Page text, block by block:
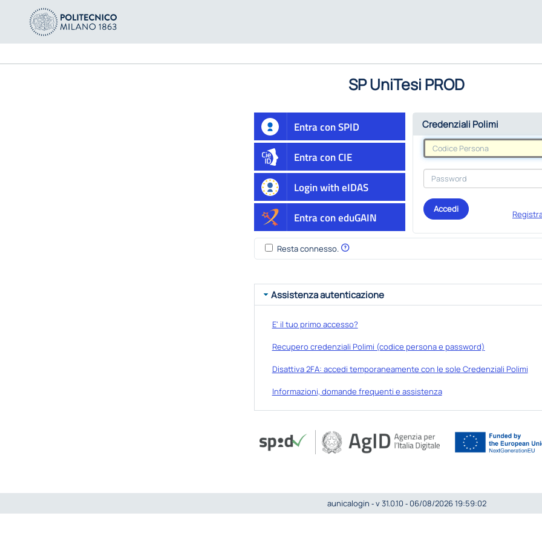
SP UniTesi PROD
Entra con SPID
Entra con CIE
Login with eIDAS
Entra con eduGAIN
Credenziali Polimi
Accedi
Resta connesso.
Assistenza autenticazione
E' il tuo primo accesso?
Recupero credenziali Polimi (codice persona e password)
Disattiva 2FA: accedi temporaneamente con le sole Credenziali Polimi
Informazioni, domande frequenti e assistenza
aunicalogin ‐ v 31.0.10 ‐ 06/08/2026 19:59:02